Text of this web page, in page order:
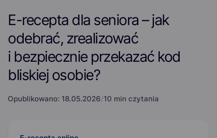
E-recepta dla seniora – jak
odebrać, zrealizować
i bezpiecznie przekazać kod
bliskiej osobie?
Opublikowano: 18.05.2026/10 min czytania